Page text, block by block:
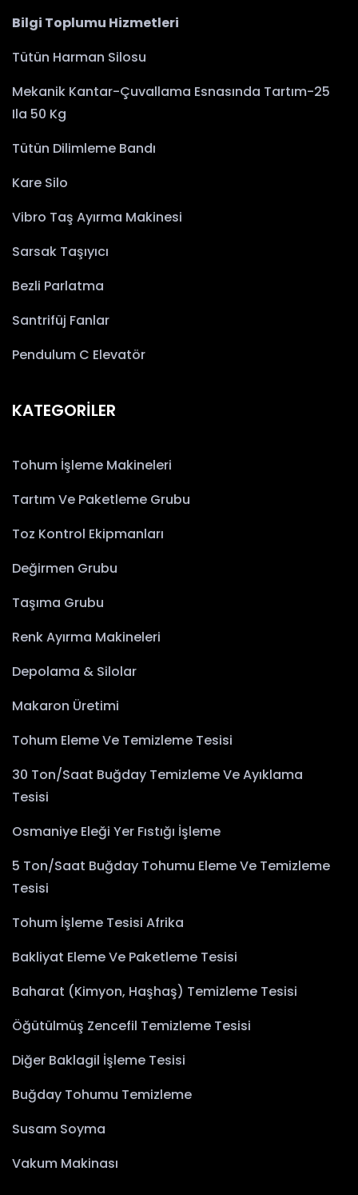
Bilgi Toplumu Hizmetleri
Tütün Harman Silosu
Mekanik Kantar-Çuvallama Esnasında Tartım-25
Ila 50 Kg
Tütün Dilimleme Bandı
Kare Silo
Vibro Taş Ayırma Makinesi
Sarsak Taşıyıcı
Bezli Parlatma
Santrifüj Fanlar
Pendulum C Elevatör
KATEGORİLER
Tohum İşleme Makineleri
Tartım Ve Paketleme Grubu
Toz Kontrol Ekipmanları
Değirmen Grubu
Taşıma Grubu
Renk Ayırma Makineleri
Depolama & Silolar
Makaron Üretimi
Tohum Eleme Ve Temizleme Tesisi
30 Ton/Saat Buğday Temizleme Ve Ayıklama
Tesisi
Osmaniye Eleği Yer Fıstığı İşleme
5 Ton/Saat Buğday Tohumu Eleme Ve Temizleme
Tesisi
Tohum İşleme Tesisi Afrika
Bakliyat Eleme Ve Paketleme Tesisi
Baharat (Kimyon, Haşhaş) Temizleme Tesisi
Öğütülmüş Zencefil Temizleme Tesisi
Diğer Baklagil İşleme Tesisi
Buğday Tohumu Temizleme
Susam Soyma
Vakum Makinası